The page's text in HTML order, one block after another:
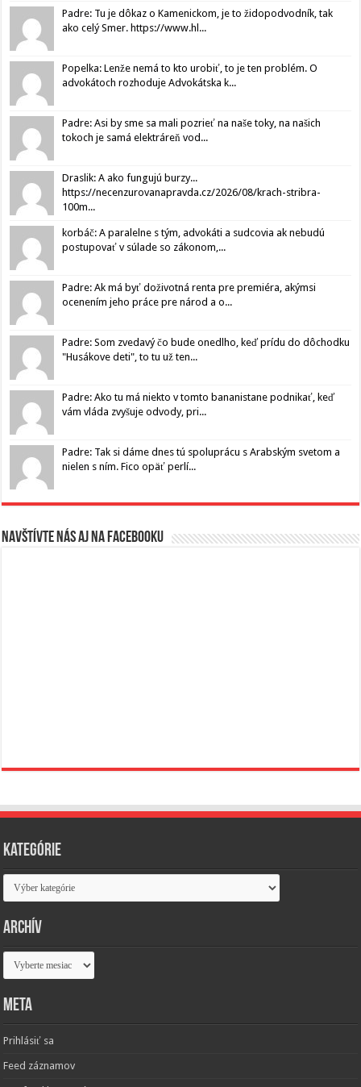
Padre: Tu je dôkaz o Kamenickom, je to židopodvodník, tak
ako celý Smer. https://www.hl...
Popelka: Lenže nemá to kto urobiť, to je ten problém. O
advokátoch rozhoduje Advokátska k...
Padre: Asi by sme sa mali pozrieť na naše toky, na našich
tokoch je samá elektráreň vod...
Draslik: A ako fungujú burzy...
https://necenzurovanapravda.cz/2026/08/krach-stribra-
100m...
korbáč: A paralelne s tým, advokáti a sudcovia ak nebudú
postupovať v súlade so zákonom,...
Padre: Ak má byť doživotná renta pre premiéra, akýmsi
ocenením jeho práce pre národ a o...
Padre: Som zvedavý čo bude onedlho, keď prídu do dôchodku
"Husákove deti", to tu už ten...
Padre: Ako tu má niekto v tomto bananistane podnikať, keď
vám vláda zvyšuje odvody, pri...
Padre: Tak si dáme dnes tú spoluprácu s Arabským svetom a
nielen s ním. Fico opäť perlí...
Navštívte nás aj na Facebooku
Kategórie
Kategórie
Archív
Archív
Meta
Prihlásiť sa
Feed záznamov